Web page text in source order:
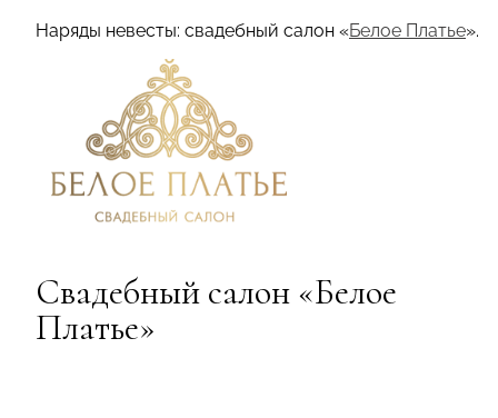
Наряды невесты: свадебный салон «Белое Платье».
Свадебный салон «Белое
Платье»